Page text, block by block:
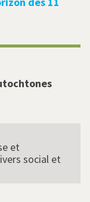
et
social et